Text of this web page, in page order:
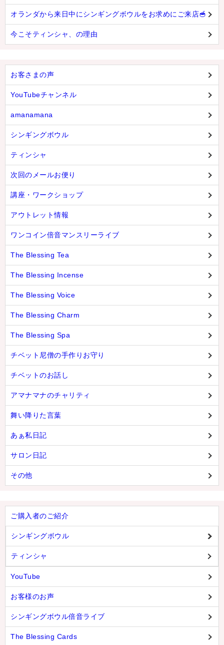
オランダから来日中にシンギングボウルをお求めにご来店🥣
今こそティンシャ、の理由
お客さまの声
YouTubeチャンネル
amanamana
シンギングボウル
ティンシャ
次回のメールお便り
講座・ワークショップ
アウトレット情報
ワンコイン倍音マンスリーライブ
The Blessing Tea
The Blessing Incense
The Blessing Voice
The Blessing Charm
The Blessing Spa
チベット尼僧の手作りお守り
チベットのお話し
アマナマナのチャリティ
舞い降りた言葉
あぁ私日記
サロン日記
その他
ご購入者のご紹介
シンギングボウル
ティンシャ
YouTube
お客様のお声
シンギングボウル倍音ライブ
The Blessing Cards